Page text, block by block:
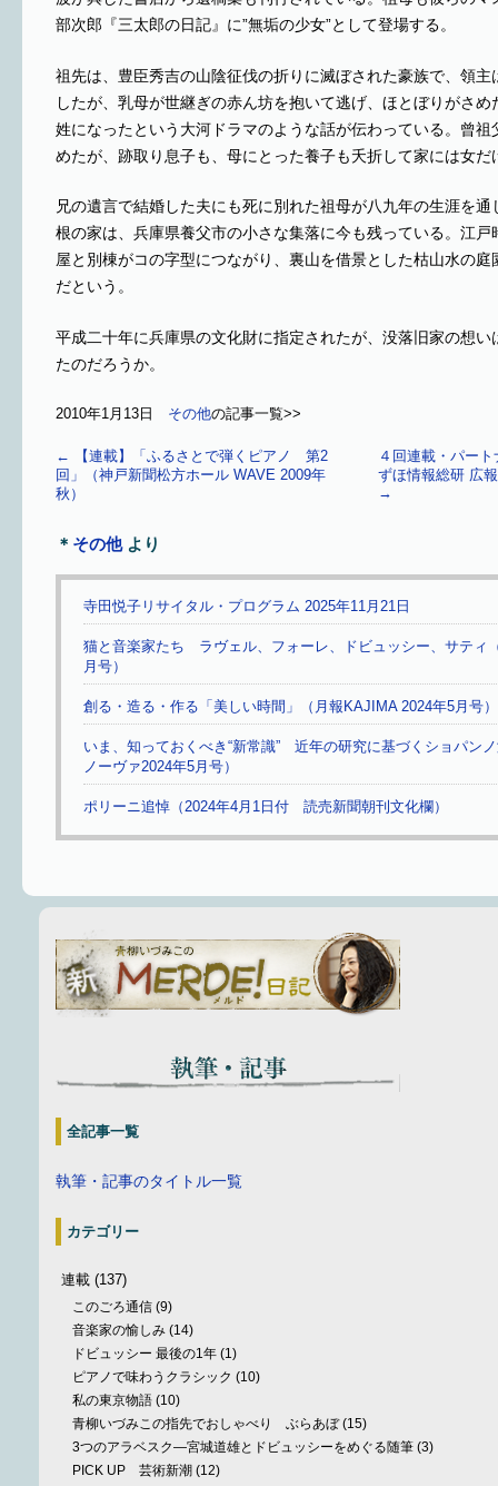
部次郎『三太郎の日記』に”無垢の少女”として登場する。
祖先は、豊臣秀吉の山陰征伐の折りに滅ぼされた豪族で、領主
したが、乳母が世継ぎの赤ん坊を抱いて逃げ、ほとぼりがさ
姓になったという大河ドラマのような話が伝わっている。曾祖
めたが、跡取り息子も、母にとった養子も夭折して家には女だ
兄の遺言で結婚した夫にも死に別れた祖母が八九年の生涯を
根の家は、兵庫県養父市の小さな集落に今も残っている。江戸
屋と別棟がコの字型につながり、裏山を借景とした枯山水の庭
だという。
平成二十年に兵庫県の文化財に指定されたが、没落旧家の想い
たのだろうか。
2010年1月13日 その他の記事一覧>>
←
【連載】「ふるさとで弾くピアノ 第2
回」（神戸新聞松方ホール WAVE 2009年
秋）
４回連載・パー
ずほ情報総研 広
→
＊ その他より
寺田悦子リサイタル・プログラム 2025年11月21日
猫と音楽家たち ラヴェル、フォーレ、ドビュッシー、サティ
月号）
創る・造る・作る「美しい時間」（月報KAJIMA 2024年5月号）
いま、知っておくべき“新常識” 近年の研究に基づくショパン
ノーヴァ2024年5月号）
ポリーニ追悼（2024年4月1日付 読売新聞朝刊文化欄）
全記事一覧
執筆・記事のタイトル一覧
カテゴリー
連載 (137)
このごろ通信 (9)
音楽家の愉しみ (14)
ドビュッシー 最後の1年 (1)
ピアノで味わうクラシック (10)
私の東京物語 (10)
青柳いづみこの指先でおしゃべり ぶらあぼ(15)
3つのアラベスク—宮城道雄とドビュッシーをめぐる随筆 (3)
PICK UP 芸術新潮 (12)